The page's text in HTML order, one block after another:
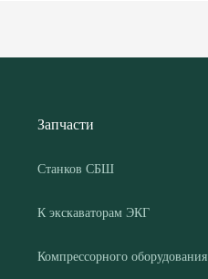
Запчасти
Станков СБШ
К экскаваторам ЭКГ
Компрессорного оборудования